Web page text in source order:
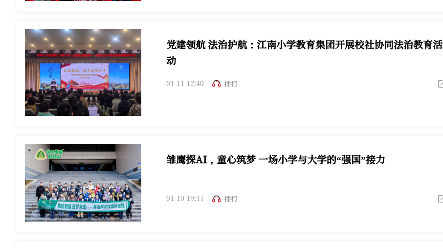
党建领航 法治护航：江南小学教育集团开展校社协同法治教育活
动
01-11 12:40 播报
雏鹰探AI，童心筑梦 一场小学与大学的“强国”接力
01-10 19:11 播报